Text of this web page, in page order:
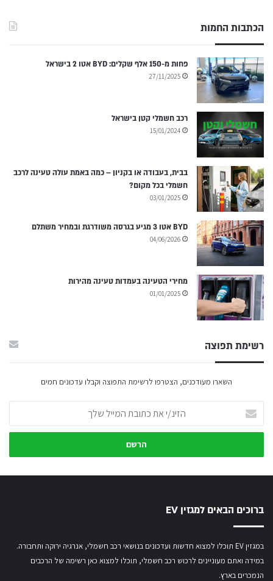
הכתבות החמות
פחות מ-150 אלף שקלים: BYD אטו 2 בישראל
27/11/2025
רכב חשמלי קטן בישראל
15/01/2024
בבית, בעבודה או בקניון – כמה באמת עולה טעינה לרכב
חשמלי בכל מקום?
03/01/2025
BYD אטו 3 מגיע בגרסה משודרגת ובמחיר משתלם
04/06/2026
מחירי הטעינה בעמדות טעינה מהירות
01/01/2025
רשימת תפוצה
השארו מעודכנים, הצטרפו לרשימת התפוצה וקבלו עדכונים חמים
את
כתובת
שלך
ברוכים הבאים למגזין EV
במגזין EV תוכלו למצוא חדשות ועדכונים בנושאי רכב חשמלי, אנרגיה ירוקה ותחבורה.
במידה ואתם מעוניינים לרכוש רכב חשמלי, תוכלו למצוא כאן רשימה של הרכבים
הנמכרים בארץ.